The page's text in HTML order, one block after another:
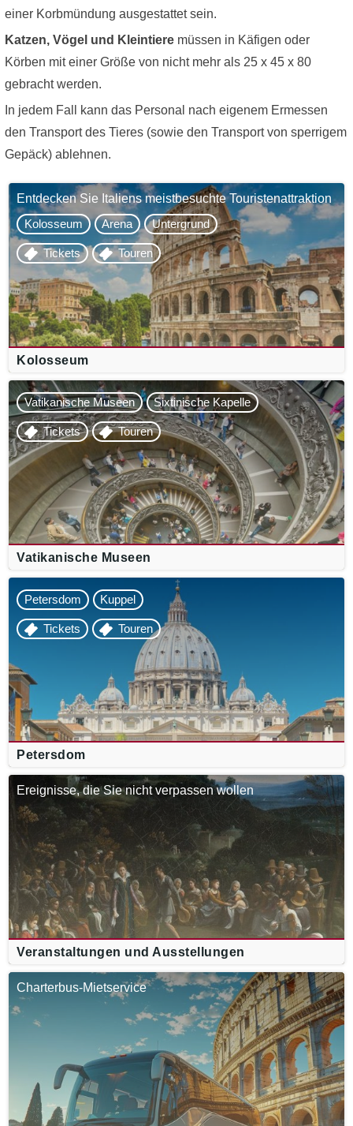
einer Korbmündung ausgestattet sein.
Katzen, Vögel und Kleintiere müssen in Käfigen oder
Körben mit einer Größe von nicht mehr als 25 x 45 x 80
gebracht werden.
In jedem Fall kann das Personal nach eigenem Ermessen
den Transport des Tieres (sowie den Transport von sperrigem
Gepäck) ablehnen.
Kolosseum
Entdecken Sie Italiens meistbesuchte Touristenattraktion
Kolosseum
Arena Untergrund
Tickets Touren
Vatikanische Museen
Vatikanische Museen Sixtinische Kapelle
Tickets Touren
Petersdom
Petersdom Kuppel
Tickets Touren
Veranstaltungen und Ausstellungen
Ereignisse, die Sie nicht verpassen wollen
Charterbus-Mietservice